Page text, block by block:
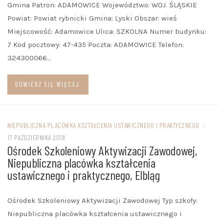
Gmina Patron: ADAMOWICE Województwo: WOJ. ŚLĄSKIE
Powiat: Powiat rybnicki Gmina: Lyski Obszar: wieś
Miejscowość: Adamowice Ulica: SZKOLNA Numer budynku:
7 Kod pocztowy: 47-435 Poczta: ADAMOWICE Telefon:
324300066…
DOWIEDZ SIĘ WIĘCEJ
NIEPUBLICZNA PLACÓWKA KSZTAŁCENIA USTAWICZNEGO I PRAKTYCZNEGO /
17 PAŹDZIERNIKA 2018
Ośrodek Szkoleniowy Aktywizacji Zawodowej,
Niepubliczna placówka kształcenia
ustawicznego i praktycznego, Elbląg
Ośrodek Szkoleniowy Aktywizacji Zawodowej Typ szkoły:
Niepubliczna placówka kształcenia ustawicznego i